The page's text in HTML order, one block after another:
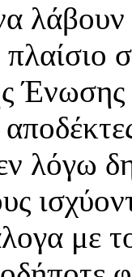
λόγω
με